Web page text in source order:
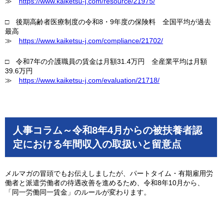
□ 後期高齢者医療制度の令和8・9年度の保険料 全国平均が過去
最高
≫ https://www.kaiketsu-j.com/compliance/21702/
□ 令和7年の介護職員の賃金は月額31.4万円 全産業平均は月額
39.6万円
≫ https://www.kaiketsu-j.com/evaluation/21718/
人事コラム～令和8年4月からの被扶養者認
定における年間収入の取扱いと留意点
メルマガの冒頭でもお伝えしましたが、パートタイム・有期雇用労
働者と派遣労働者の待遇改善を進めるため、令和8年10月から、
「同一労働同一賃金」のルールが変わります。